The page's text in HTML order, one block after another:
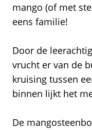
mango (of met
eens familie!
Door de
vrucht er van de
kruising tussen
binnen lijkt het
De